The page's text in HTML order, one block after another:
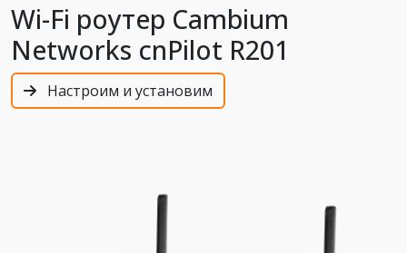
Wi-Fi роутер Cambium
Networks cnPilot R201
Настроим и установим